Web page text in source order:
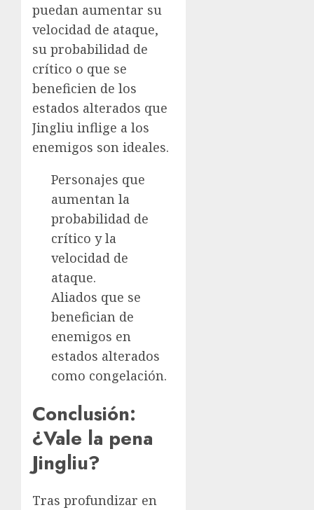
puedan aumentar su
velocidad de ataque,
su probabilidad de
crítico o que se
beneficien de los
estados alterados que
Jingliu inflige a los
enemigos son ideales.
Personajes que
aumentan la
probabilidad de
crítico y la
velocidad de
ataque.
Aliados que se
benefician de
enemigos en
estados alterados
como congelación.
Conclusión:
¿Vale la pena
Jingliu?
Tras profundizar en